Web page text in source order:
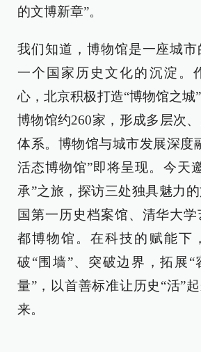
的文博新章”。
我们知道，博物馆是一座城
一个国家历史文化的沉淀。
心，北京积极打造“博物馆之城
博物馆约260家，形成多层次
体系。博物馆与城市发展深度
活态博物馆”即将呈现。‌‌今天
承”之旅，探访三处独具魅力
国第一历史档案馆、清华大
都博物馆。在科技的赋能下
破“围墙”、突破边界，拓展“
量”，以首善标准让历史“活”
来。